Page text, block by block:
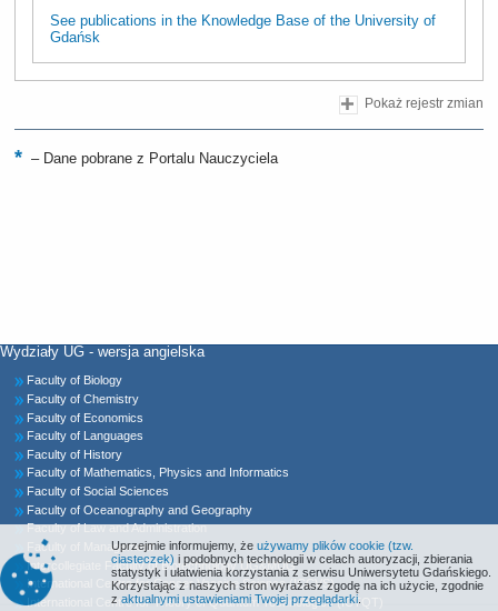
See publications in the Knowledge Base of the University of
Gdańsk
Pokaż rejestr zmian
–Dane pobrane z Portalu Nauczyciela
Wydziały UG - wersja angielska
Faculty of Biology
Faculty of Chemistry
Faculty of Economics
Faculty of Languages
Faculty of History
Faculty of Mathematics, Physics and Informatics
Faculty of Social Sciences
Faculty of Oceanography and Geography
Faculty of Law and Administration
Faculty of Management
Intercollegiate Faculty of Biotechnology UG&MUG
International Centre for Cancer Vaccine Science (ICCVS)
International Centre for Theory of Quantum Technologies (ICTQT)
Uprzejmie informujemy, że używamy plików cookie (tzw.
ciasteczek) i podobnych technologii w celach autoryzacji, zbierania
statystyk i ułatwienia korzystania z serwisu Uniwersytetu Gdańskiego.
Korzystając z naszych stron wyrażasz zgodę na ich użycie, zgodnie
z aktualnymi ustawieniami Twojej przeglądarki